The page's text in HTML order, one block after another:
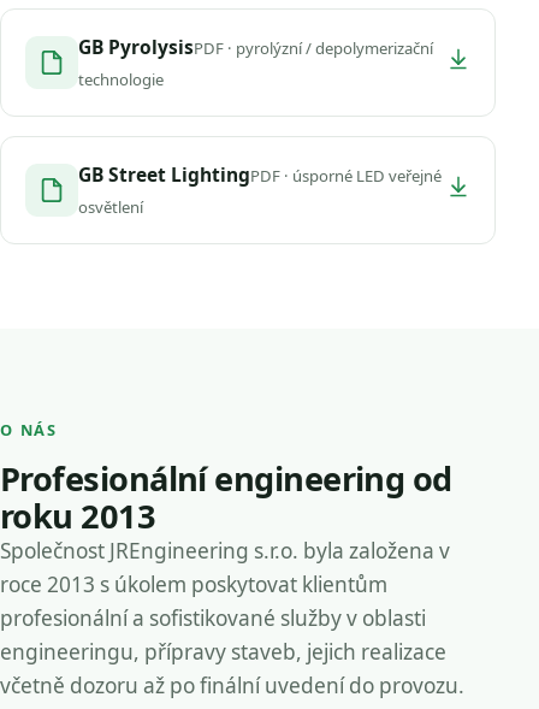
GB PyrolysisPDF · pyrolýzní / depolymerizační
technologie
GB Street LightingPDF · úsporné LED veřejné
osvětlení
O NÁS
Profesionální engineering od
roku 2013
Společnost JREngineering s.r.o. byla založena v
roce 2013 s úkolem poskytovat klientům
profesionální a sofistikované služby v oblasti
engineeringu, přípravy staveb, jejich realizace
včetně dozoru až po finální uvedení do provozu.